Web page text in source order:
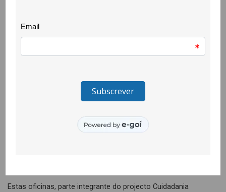
“A Formação foi muito boa quer em termos de enriquecimento
de conhecimentos como na apresentação de ferramentas e
“O tema deve continuar a ser trabalhado e chegar ao máximo
de professores e professoras possível, pois há muito caminho
“Inicialmente (porque já me interessava muito por esta
Estas oficinas, parte integrante do projecto Cuidadania